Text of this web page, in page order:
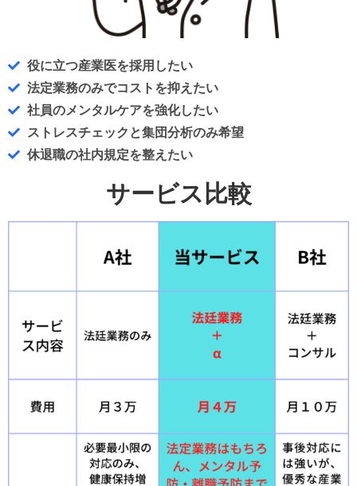
役に立つ産業医を採用したい
法定業務のみでコストを抑えたい
社員のメンタルケアを強化したい
ストレスチェックと集団分析のみ希望
休退職の社内規定を整えたい
サービス比較